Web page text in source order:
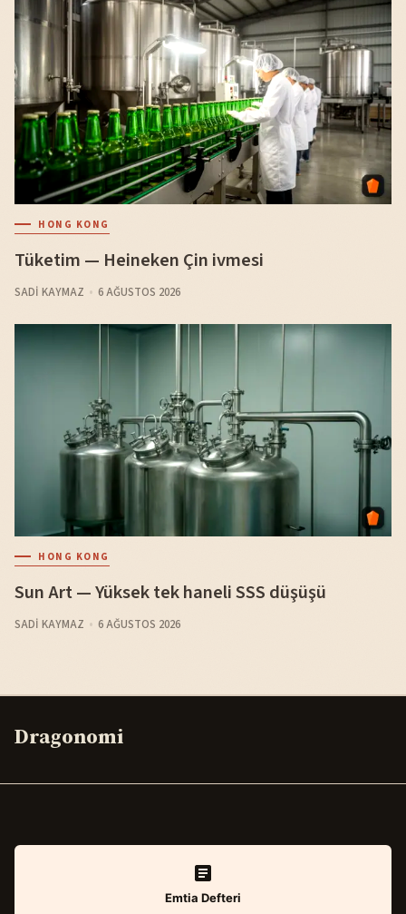
HONG KONG
Tüketim — Heineken Çin ivmesi
SADI KAYMAZ 6 AĞUSTOS 2026
HONG KONG
Sun Art — Yüksek tek haneli SSS düşüşü
SADI KAYMAZ 6 AĞUSTOS 2026
Dragonomi
Emtia Defteri